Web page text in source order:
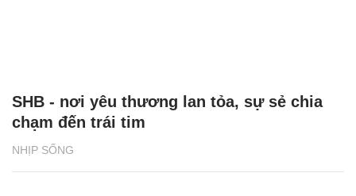
NHỊP SỐNG
SHB - nơi yêu thương lan tỏa, sự sẻ chia
chạm đến trái tim